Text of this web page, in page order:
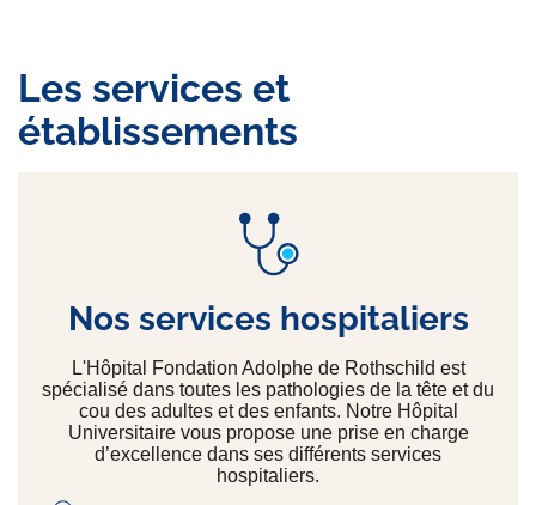
Les services et
établissements
Nos services hospitaliers
L'Hôpital Fondation Adolphe de Rothschild est
spécialisé dans toutes les pathologies de la tête et du
cou des adultes et des enfants. Notre Hôpital
Universitaire vous propose une prise en charge
d’excellence dans ses différents services
hospitaliers.